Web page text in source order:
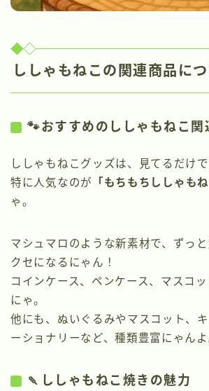
ししゃもねこの関連商品に
🐾おすすめのししゃもねこ関
ししゃもねこグッズは、見てるだけ
特に人気なのが
「もちもちししゃもね
ゃ。
マシュマロのような新素材で、ずっ
クセになるにゃん！
コインケース、ペンケース、マスコ
にゃ。
他にも、ぬいぐるみやマスコット、
ーショナリーなど、種類豊富にゃんよ
🍡ししゃもねこ焼きの魅力